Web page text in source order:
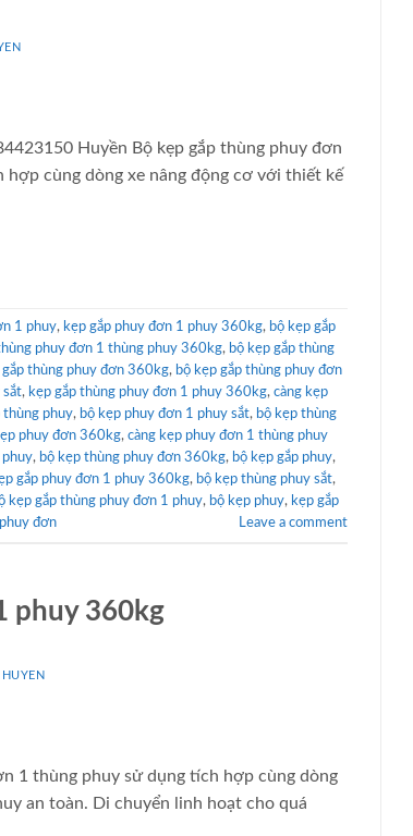
Huyền Bộ kẹp gắp thùng phuy đơn
cùng dòng xe nâng động cơ với thiết kế
1 phuy, kẹp gắp phuy đơn 1 phuy 360kg, bộ kẹp gắp
phuy đơn 1 thùng phuy 360kg, bộ kẹp gắp thùng
gắp thùng phuy đơn 360kg, bộ kẹp gắp thùng phuy đơn
sắt, kẹp gắp thùng phuy đơn 1 phuy 360kg, càng kẹp
thùng phuy, bộ kẹp phuy đơn 1 phuy sắt, bộ kẹp thùng
phuy đơn 360kg, càng kẹp phuy đơn 1 thùng phuy
phuy, bộ kẹp thùng phuy đơn 360kg, bộ kẹp gắp phuy,
gắp phuy đơn 1 phuy 360kg, bộ kẹp thùng phuy sắt,
kẹp gắp thùng phuy đơn 1 phuy, bộ kẹp phuy, kẹp gắp
đơn Leave a comment
phuy 360kg
HUYEN
1 thùng phuy sử dụng tích hợp cùng dòng
an toàn. Di chuyển linh hoạt cho quá